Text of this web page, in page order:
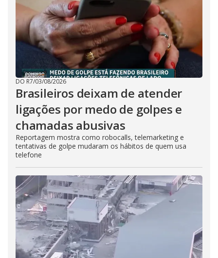
DO R7/03/08/2026
Brasileiros deixam de atender
ligações por medo de golpes e
chamadas abusivas
Reportagem mostra como robocalls, telemarketing e
tentativas de golpe mudaram os hábitos de quem usa
telefone